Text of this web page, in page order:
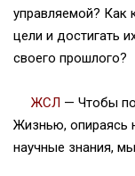
управляемой? Как
цели и достигать
своего прошлого?
ЖСЛ — Чтобы
Жизнью, опираясь
научные знания,